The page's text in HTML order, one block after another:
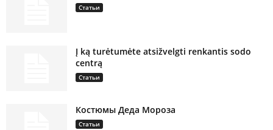
Статьи
Į ką turėtumėte atsižvelgti renkantis sodo
centrą
Статьи
Костюмы Деда Мороза
Статьи